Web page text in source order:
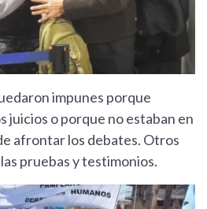
impunes porque
juicios o porque no estaban en
afrontar los debates. Otros
pruebas y testimonios.